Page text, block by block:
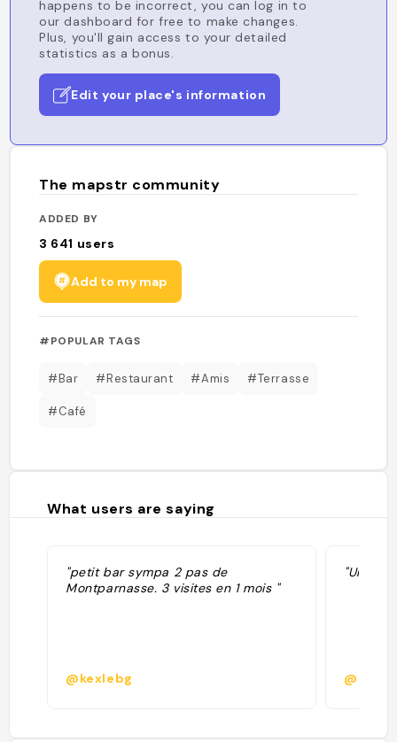
happens to be incorrect, you can log in to
our dashboard for free to make changes.
Plus, you'll gain access to your detailed
statistics as a bonus.
Edit your place's information
The mapstr community
ADDED BY
3 641 users
Add to my map
#POPULAR TAGS
#Bar #Restaurant #Amis #Terrasse
#Café
What users are saying
"petit bar sympa 2 pas de
Montparnasse. 3 visites en 1 mois "
@kexlebg
"Un